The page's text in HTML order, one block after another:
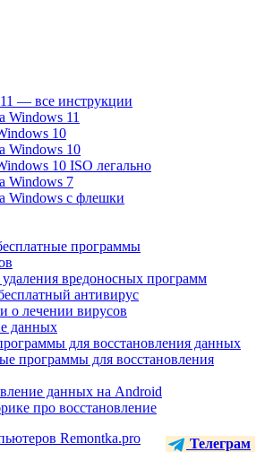
— все инструкции
Windows 11
10
Windows 10
10 ISO легально
Windows 7
Windows с флешки
программы
удаления вредоносных программ
антивирус
о лечении вирусов
данных
для восстановления данных
программы для восстановления
данных на Android
про восстановление
Телеграм